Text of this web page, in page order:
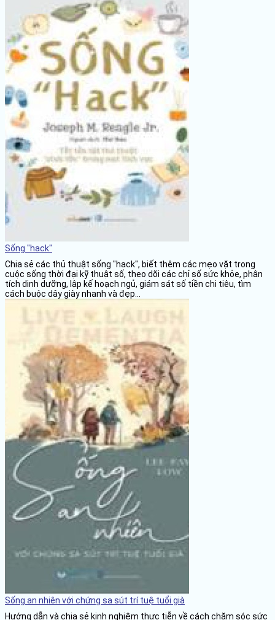
Sống "hack"
Chia sẻ các thủ thuật sống "hack", biết thêm các mẹo vặt trong
cuộc sống thời đại kỹ thuật số, theo dõi các chỉ số sức khỏe, phân
tích dinh dưỡng, lập kế hoạch ngủ, giám sát số tiền chi tiêu, tìm
cách buộc dây giày nhanh và đẹp...
Sống an nhiên với chứng sa sút trí tuệ tuổi già
Hướng dẫn và chia sẻ kinh nghiệm thực tiễn về cách chăm sóc sức